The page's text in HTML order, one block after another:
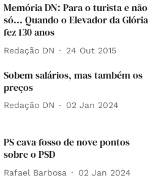
Memória DN: Para o turista e não
só... Quando o Elevador da Glória
fez 130 anos
Redação DN 24 Out 2015
Sobem salários, mas também os
preços
Redação DN 02 Jan 2024
PS cava fosso de nove pontos
sobre o PSD
Rafael Barbosa 02 Jan 2024